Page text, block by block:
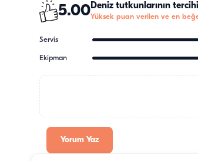
5.00Deniz tutkunlarının tercihi
Yüksek puan verilen ve en
Servis
Ekipman
Yorum Yaz